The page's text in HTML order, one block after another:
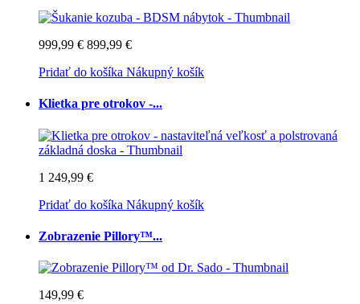
999,99 € 899,99 €
Pridať do košíka Nákupný košík
Klietka pre otrokov -...
1 249,99 €
Pridať do košíka Nákupný košík
Zobrazenie Pillory™...
149,99 €